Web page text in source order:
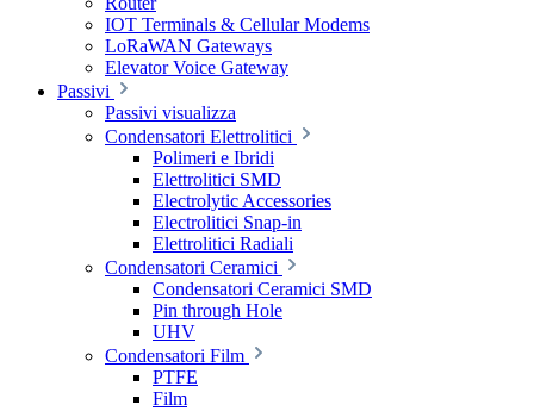
IOT Terminals & Cellular Modems
LoRaWAN Gateways
Elevator Voice Gateway
Passivi
Passivi visualizza
Condensatori Elettrolitici
Polimeri e Ibridi
Elettrolitici SMD
Electrolytic Accessories
Electrolitici Snap-in
Elettrolitici Radiali
Condensatori Ceramici
Condensatori Ceramici SMD
Pin through Hole
UHV
Condensatori Film
PTFE
Film